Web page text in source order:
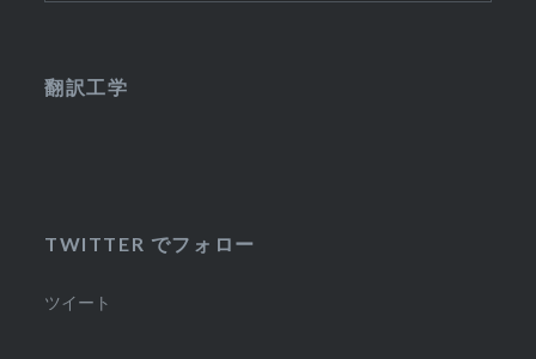
翻訳工学
TWITTER でフォロー
ツイート